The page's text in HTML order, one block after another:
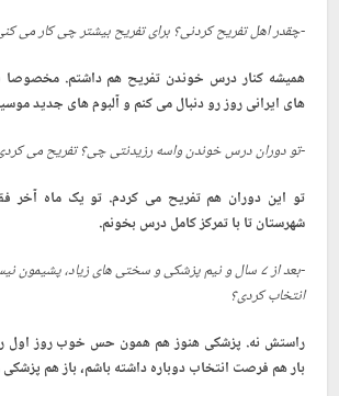
-چقدر اهل تفریح کردنی؟ برای تفریح بیشتر چی کار می
همیشه کنار درس خوندن تفریح هم داشتم. مخصوصا
های ایرانی روز رو دنبال می کنم و آلبوم های جدید
-تو دوران درس خوندن واسه رزیدنتی چی؟ تفریح می
تو این دوران هم تفریح می کردم. تو یک ماه آخر
شهرستان تا با تمرکز کامل درس بخونم.
-بعد از ۷ سال و نیم پزشکی و سختی های زیاد،
انتخاب کردی؟
راستش نه. پزشکی هنوز هم همون حس خوب روز اول
بار هم فرصت انتخاب دوباره داشته باشم، باز هم